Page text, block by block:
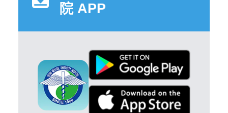
院 APP